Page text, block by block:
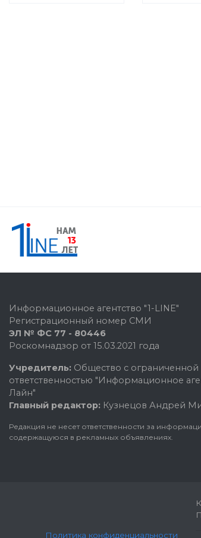
Информационное агентство "1-LINE"
Регистрационный номер СМИ
ЭЛ № ФС 77 - 80446
Роскомнадзор от 15.03.2021 года
Учредитель: Общество с ограниченной
ответственностью "Информационное
Лайн"
Главный редактор: Кузнецов Андрей
Редакция не несет ответственности за
содержащуюся в рекламных объявлениях.
Политика конфиденциальности